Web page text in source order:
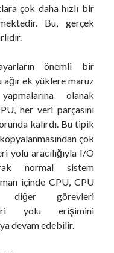
çok daha hızlı bir
Bu, gerçek
önemli bir
ağır ek yüklere maruz
olanak
her veri parçasını
kalırdı. Bu tipik
çok
yolu aracılığıyla I/O
normal sistem
içinde CPU, CPU
diğer görevleri
yolu erişimini
devam edebilir.